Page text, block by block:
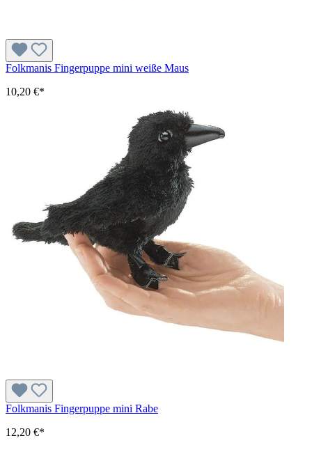
Folkmanis Fingerpuppe mini weiße Maus
10,20 €*
Folkmanis Fingerpuppe mini Rabe
12,20 €*